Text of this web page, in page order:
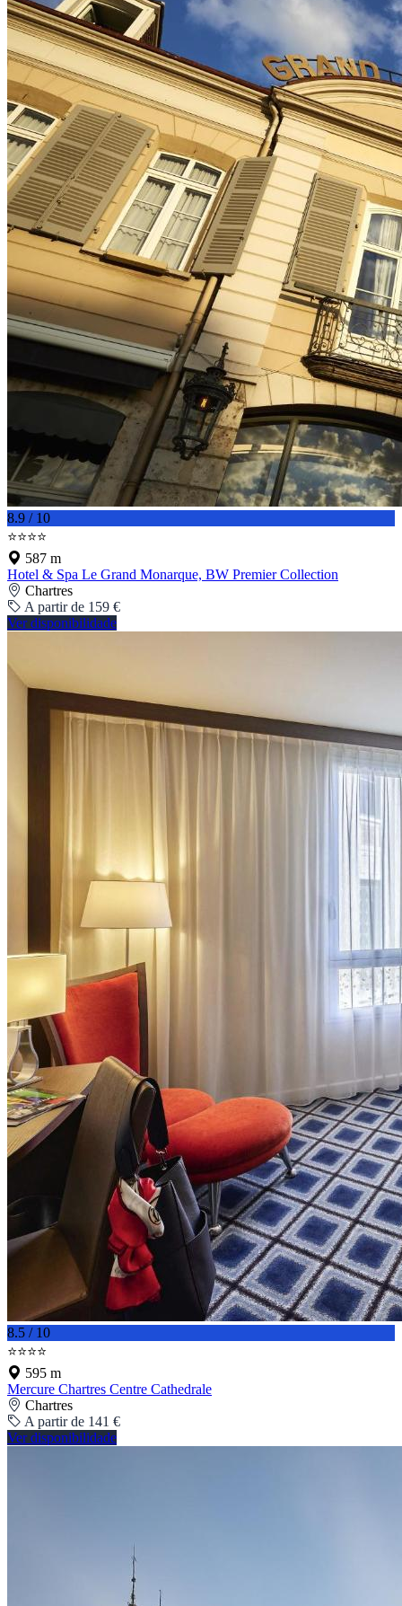
8.9 / 10
⭐⭐⭐⭐
587 m
Hotel & Spa Le Grand Monarque, BW Premier Collection
Chartres
A partir de 159 €
Ver disponibilidade
8.5 / 10
⭐⭐⭐⭐
595 m
Mercure Chartres Centre Cathedrale
Chartres
A partir de 141 €
Ver disponibilidade